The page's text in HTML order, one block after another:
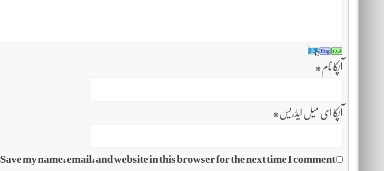
آپکا نام *
آپکا ای میل ایڈریس *
Save my name, email, and website in this browser for the next time I comment.